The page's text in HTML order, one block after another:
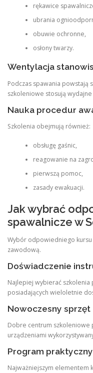
rękawice
ubrania
obuwie ochronne,
osłony twarzy.
Wentylacja
Podczas spawania powstają
szkoleniowe stosują
Nauka procedur
Szkolenia obejmują również:
obsługę gaśnic,
reagowanie na
pierwszą pomoc,
zasady ewakuacji.
Jak wybrać
spawalnicze w
Wybór odpowiedniego kursu
zawodową.
Doświadczenie
Najlepiej wybierać
posiadających wieloletnie
Nowoczesny sprzęt
Dobre centrum szkoleniowe
urządzeniami
Program praktyczny
Najważniejszym elementem